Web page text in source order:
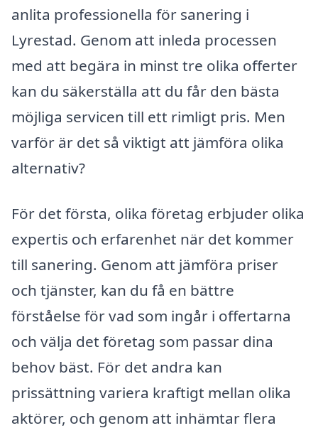
anlita professionella för sanering i
Lyrestad. Genom att inleda processen
med att begära in minst tre olika offerter
kan du säkerställa att du får den bästa
möjliga servicen till ett rimligt pris. Men
varför är det så viktigt att jämföra olika
alternativ?
För det första, olika företag erbjuder olika
expertis och erfarenhet när det kommer
till sanering. Genom att jämföra priser
och tjänster, kan du få en bättre
förståelse för vad som ingår i offertarna
och välja det företag som passar dina
behov bäst. För det andra kan
prissättning variera kraftigt mellan olika
aktörer, och genom att inhämtar flera